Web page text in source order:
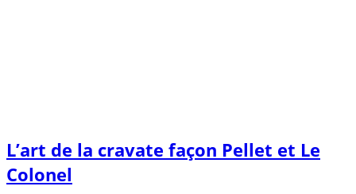
L’art de la cravate façon Pellet et Le
Colonel